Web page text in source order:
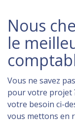
Nous
le
Vous ne savez
pour votre projet
votre besoin ci-
vous mettons en